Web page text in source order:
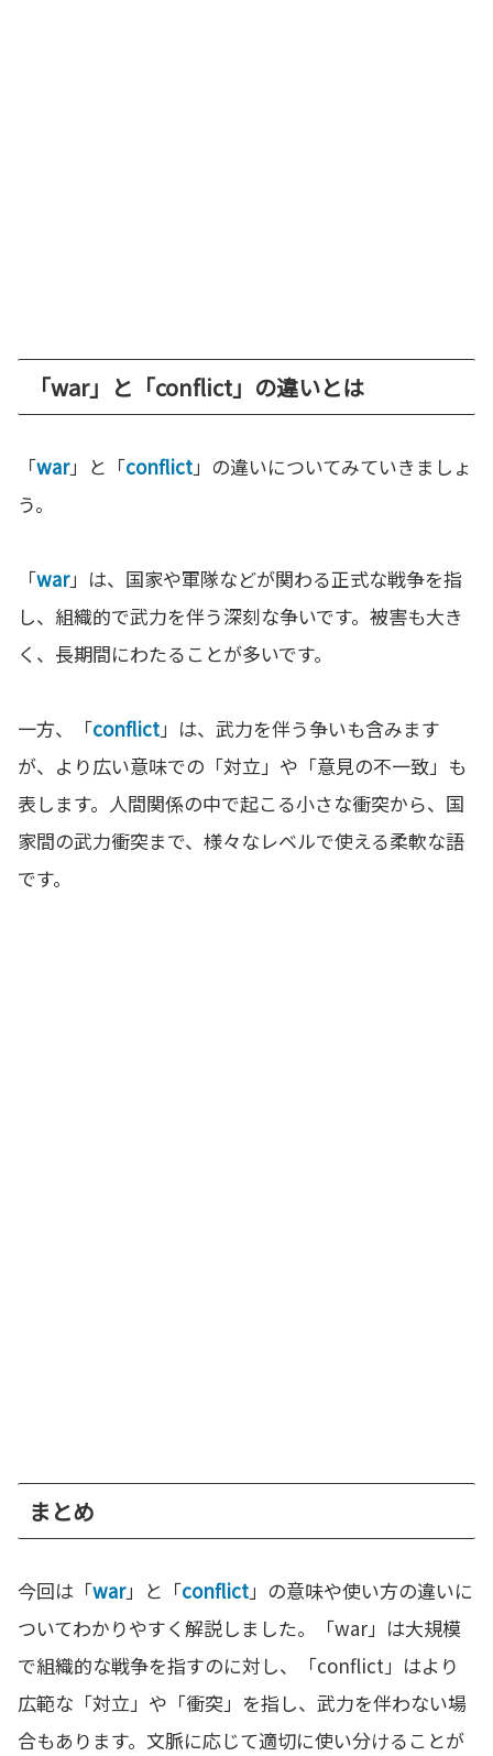
「war」と「conflict」の違いとは
「war」と「conflict」の違いについてみていきましょ
う。
「war」は、国家や軍隊などが関わる正式な戦争を指
し、組織的で武力を伴う深刻な争いです。被害も大き
く、長期間にわたることが多いです。
一方、「conflict」は、武力を伴う争いも含みます
が、より広い意味での「対立」や「意見の不一致」も
表します。人間関係の中で起こる小さな衝突から、国
家間の武力衝突まで、様々なレベルで使える柔軟な語
です。
まとめ
今回は「war」と「conflict」の意味や使い方の違いに
ついてわかりやすく解説しました。「war」は大規模
で組織的な戦争を指すのに対し、「conflict」はより
広範な「対立」や「衝突」を指し、武力を伴わない場
合もあります。文脈に応じて適切に使い分けることが